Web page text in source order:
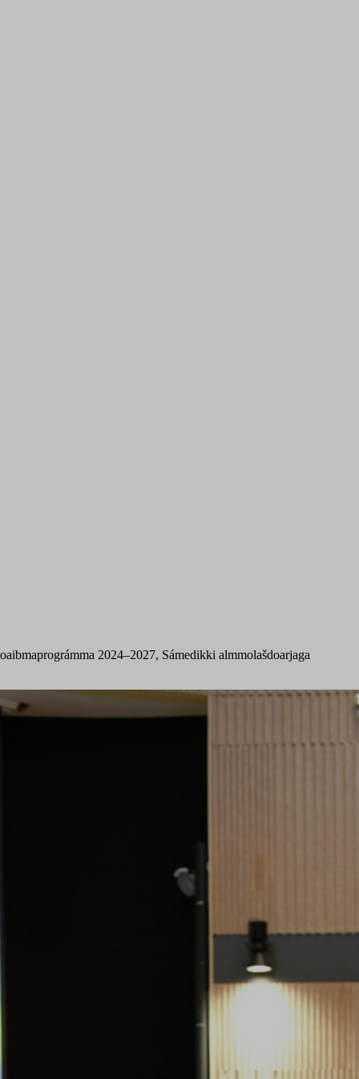
2024–2027, Sámedikki almmolašdoarjaga